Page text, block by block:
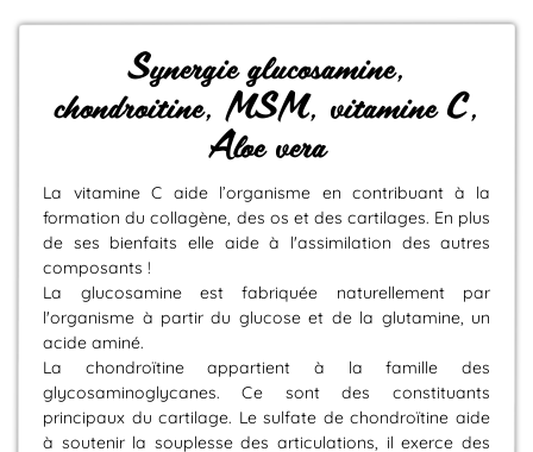
Synergie glucosamine,
chondroitine, MSM, vitamine C,
Aloe vera
La vitamine C aide l’organisme en contribuant à la
formation du collagène, des os et des cartilages. En plus
de ses bienfaits elle aide à l'assimilation des autres
composants !
La glucosamine est fabriquée naturellement par
l'organisme à partir du glucose et de la glutamine, un
acide aminé.
La chondroïtine appartient à la famille des
glycosaminoglycanes. Ce sont des constituants
principaux du cartilage. Le sulfate de chondroïtine aide
à soutenir la souplesse des articulations, il exerce des